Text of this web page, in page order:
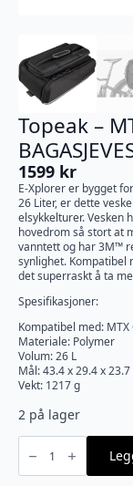
Topeak –
1599 kr
E-Xplorer er bygget
26 Liter, er dette
elsykkelturer. Vesken
hovedrom så stort at
vanntett og har 3M™
synlighet. Kompatibel
det superraskt å ta
Spesifikasjoner:
Kompatibel med:
Materiale: Polymer
Volum: 26 L
Mål: 43.4 x 29.4 x
Vekt: 1217 g
2 på lager
Topeak
MTX
E-